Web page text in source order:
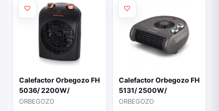
Calefactor Orbegozo FH
5036/ 2200W/
Termostato Regulable
ORBEGOZO
Calefactor Orbegozo FH
5131/ 2500W/
Termostato Regulable
ORBEGOZO